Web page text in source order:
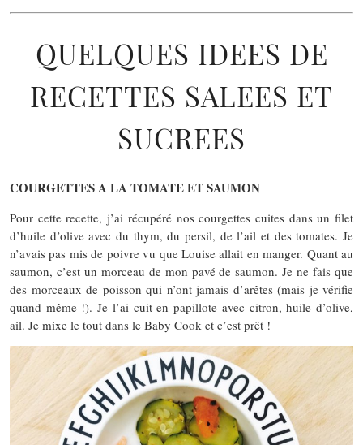
QUELQUES IDEES DE
RECETTES SALEES ET
SUCREES
COURGETTES A LA TOMATE ET SAUMON
Pour cette recette, j’ai récupéré nos courgettes cuites dans un filet
d’huile d’olive avec du thym, du persil, de l’ail et des tomates. Je
n’avais pas mis de poivre vu que Louise allait en manger. Quant au
saumon, c’est un morceau de mon pavé de saumon. Je ne fais que
des morceaux de poisson qui n’ont jamais d’arêtes (mais je vérifie
quand même !). Je l’ai cuit en papillote avec citron, huile d’olive,
ail. Je mixe le tout dans le Baby Cook et c’est prêt !